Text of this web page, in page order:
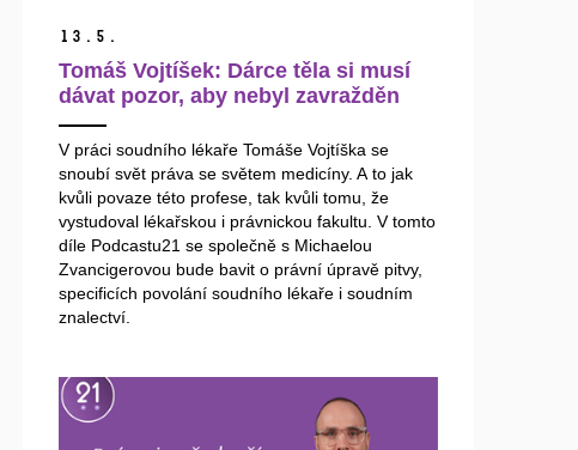
13. 5.
Tomáš Vojtíšek: Dárce těla si musí
dávat pozor, aby nebyl zavražděn
V práci soudního lékaře Tomáše Vojtíška se
snoubí svět práva se světem medicíny. A to jak
kvůli povaze této profese, tak kvůli tomu, že
vystudoval lékařskou i právnickou fakultu. V tomto
díle Podcastu21 se společně s Michaelou
Zvancigerovou bude bavit o právní úpravě pitvy,
specificích povolání soudního lékaře i soudním
znalectví.